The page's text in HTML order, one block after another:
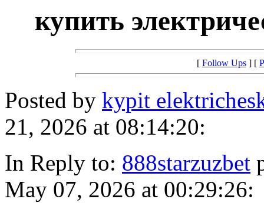
купить
[ Follow Ups] [
Posted by kypit
21, 2026 at 08:14:20:
In Reply to: 888starzuzbet
May 07, 2026 at 00:29:26: